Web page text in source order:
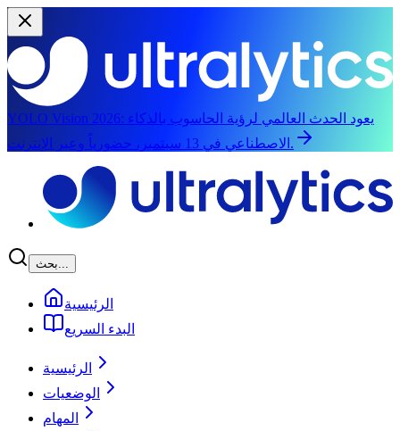
YOLO Vision 2026: يعود الحدث العالمي لرؤية الحاسوب بالذكاء
الاصطناعي في 13 سبتمبر، حضورياً وعبر الإنترنت.
بحث...
الرئيسية
البدء السريع
الرئيسية
الوضعيات
المهام